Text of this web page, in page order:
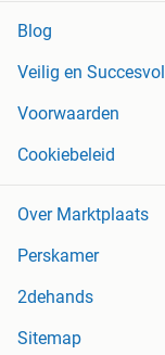
Blog
Veilig en Succesvol
Voorwaarden
Cookiebeleid
Over Marktplaats
Perskamer
2dehands
Sitemap